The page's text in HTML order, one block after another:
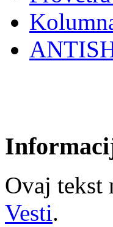
Ovaj tekst
Vesti.